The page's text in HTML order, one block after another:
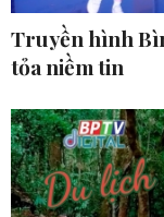
Truyền hình
tỏa niềm tin